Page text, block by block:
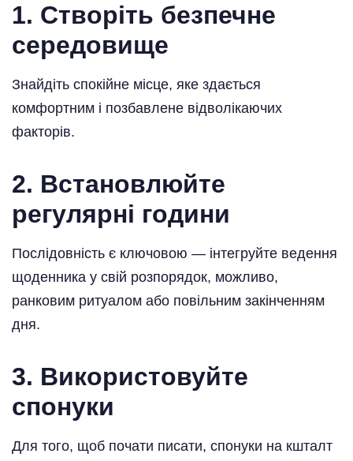
1. Створіть безпечне
середовище
Знайдіть спокійне місце, яке здається
комфортним і позбавлене відволікаючих
факторів.
2. Встановлюйте
регулярні години
Послідовність є ключовою — інтегруйте ведення
щоденника у свій розпорядок, можливо,
ранковим ритуалом або повільним закінченням
дня.
3. Використовуйте
спонуки
Для того, щоб почати писати, спонуки на кшталт